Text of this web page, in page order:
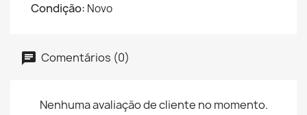
Condição: Novo
Comentários (0)
Nenhuma avaliação de cliente no momento.